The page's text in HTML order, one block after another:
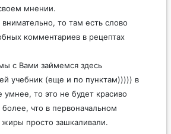
мнении.
внимательно, то там есть слово
комментариев в рецептах
с Вами займемся здесь
учебник (еще и по пунктам))))) в
умнее, то это не будет красиво
что в первоначальном
жиры просто зашкаливали.